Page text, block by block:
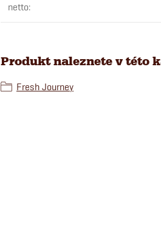
netto:
Produkt naleznete v této
Fresh Journey